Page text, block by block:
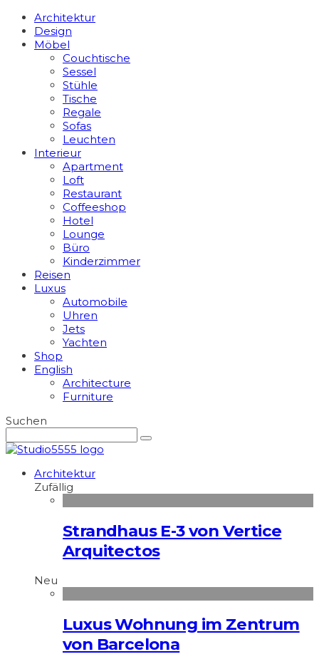
Architektur
Design
Möbel
Couchtische
Sessel
Stühle
Tische
Regale
Sofas
Leuchten
Interieur
Apart­ment
Loft
Restaurant
Coffeeshop
Hotel
Lounge
Büro
Kinderzimmer
Reisen
Luxus
Automobile
Uhren
Jets
Yachten
Shop
English
Architecture
Furniture
Suchen
Architektur
Zufällig
Strandhaus E-3 von Vertice
Arquitectos
Neu
Luxus Wohnung im Zentrum
von Barcelona